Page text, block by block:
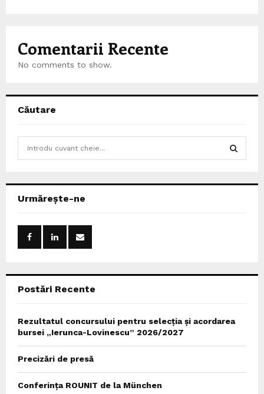
Comentarii Recente
No comments to show.
Căutare
h
Urmărește-ne
Postări Recente
Rezultatul concursului pentru selecția și acordarea
bursei „Ierunca-Lovinescu” 2026/2027
Precizări de presă
Conferința ROUNIT de la München